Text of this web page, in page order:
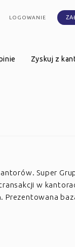
LOGOWANIE
zyskuj z
Super
w
Prezentowana